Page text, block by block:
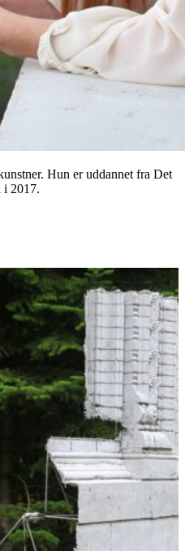
Hun er uddannet fra Det
i 2017.